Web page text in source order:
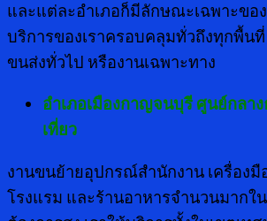
และแต่ละอำเภอก็มีลักษณะเฉพาะขอ
บริการของเราครอบคลุมทั่วถึงทุกพื้นที่
ขนส่งทั่วไป หรืองานเฉพาะทาง
อำเภอเมืองกาญจนบุรี ศูนย์กลา
เที่ยว
งานขนย้ายอุปกรณ์สำนักงาน เครื่อง
โรงแรม และร้านอาหารจำนวนมากใน